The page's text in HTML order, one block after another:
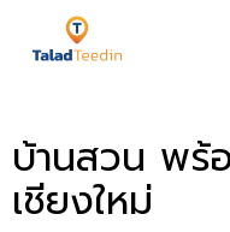
บ้านสวน พร้
เชียงใหม่